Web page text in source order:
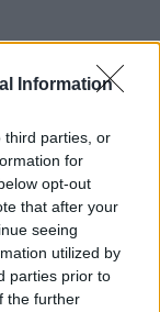
Information
third parties, or
for
opt-out
that after your
seeing
utilized by
parties prior to
the further